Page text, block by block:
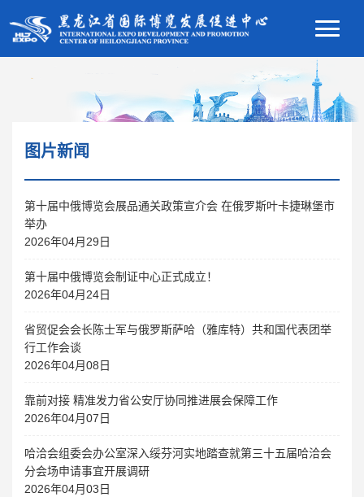
图片新闻
第十届中俄博览会展品通关政策宣介会 在俄罗斯叶卡捷琳堡市
举办
2026年04月29日
第十届中俄博览会制证中心正式成立！
2026年04月24日
省贸促会会长陈士军与俄罗斯萨哈（雅库特）共和国代表团举
行工作会谈
2026年04月08日
靠前对接 精准发力省公安厅协同推进展会保障工作
2026年04月07日
哈洽会组委会办公室深入绥芬河实地踏查就第三十五届哈洽会
分会场申请事宜开展调研
2026年04月03日